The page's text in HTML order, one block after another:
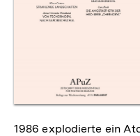
1986 explodierte ein